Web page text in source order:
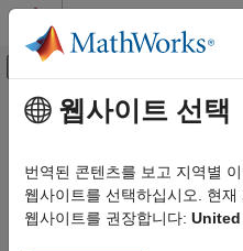
콘텐츠로 바로 가기
오프캔버스 탐색
리소스
상태
주요 콘텐츠
웹사이트 선택
번역된 콘텐츠를 보고 지역별
웹사이트를 선택하십시오. 현
웹사이트를 권장합니다: